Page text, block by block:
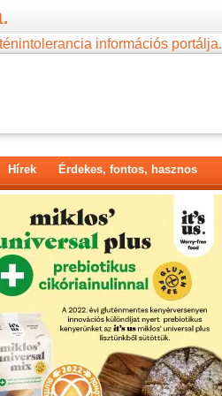
információs portálja.
Hírek Érdekes, fontos, hasznos